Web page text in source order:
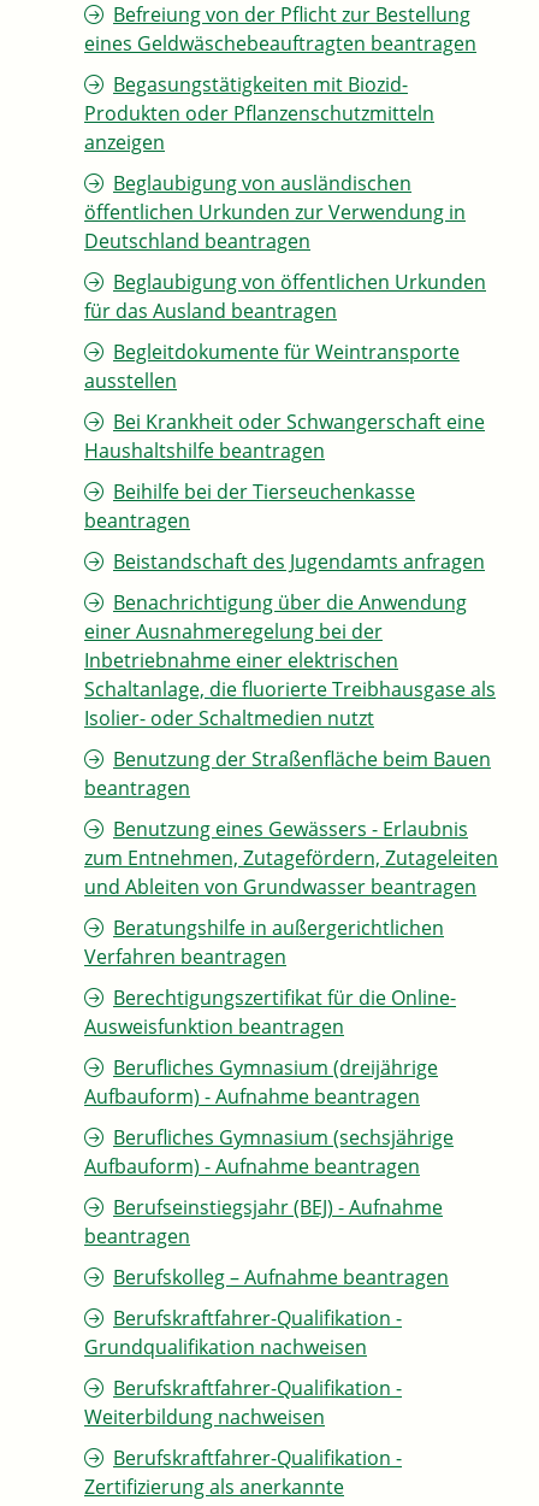
Befreiung von der Pflicht zur Bestellung
eines Geldwäschebeauftragten beantragen
Begasungstätigkeiten mit Biozid-
Produkten oder Pflanzenschutzmitteln
anzeigen
Beglaubigung von ausländischen
öffentlichen Urkunden zur Verwendung in
Deutschland beantragen
Beglaubigung von öffentlichen Urkunden
für das Ausland beantragen
Begleitdokumente für Weintransporte
ausstellen
Bei Krankheit oder Schwangerschaft eine
Haushaltshilfe beantragen
Beihilfe bei der Tierseuchenkasse
beantragen
Beistandschaft des Jugendamts anfragen
Benachrichtigung über die Anwendung
einer Ausnahmeregelung bei der
Inbetriebnahme einer elektrischen
Schaltanlage, die fluorierte Treibhausgase als
Isolier- oder Schaltmedien nutzt
Benutzung der Straßenfläche beim Bauen
beantragen
Benutzung eines Gewässers - Erlaubnis
zum Entnehmen, Zutagefördern, Zutageleiten
und Ableiten von Grundwasser beantragen
Beratungshilfe in außergerichtlichen
Verfahren beantragen
Berechtigungszertifikat für die Online-
Ausweisfunktion beantragen
Berufliches Gymnasium (dreijährige
Aufbauform) - Aufnahme beantragen
Berufliches Gymnasium (sechsjährige
Aufbauform) - Aufnahme beantragen
Berufseinstiegsjahr (BEJ) - Aufnahme
beantragen
Berufskolleg – Aufnahme beantragen
Berufskraftfahrer-Qualifikation -
Grundqualifikation nachweisen
Berufskraftfahrer-Qualifikation -
Weiterbildung nachweisen
Berufskraftfahrer-Qualifikation -
Zertifizierung als anerkannte